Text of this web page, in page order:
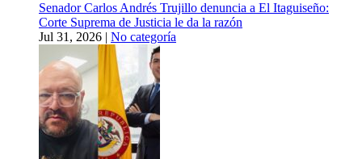
Senador Carlos Andrés Trujillo denuncia a El Itaguiseño:
Corte Suprema de Justicia le da la razón
Jul 31, 2026 | No categoría